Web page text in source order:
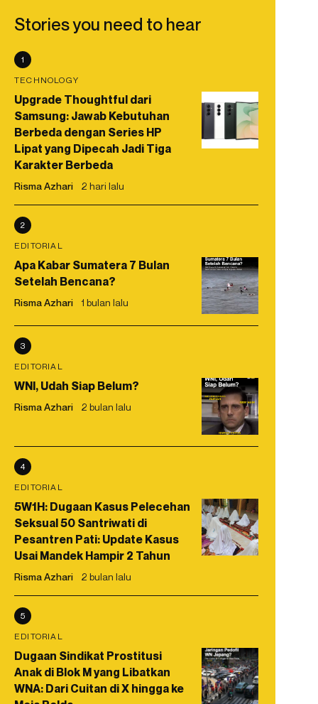
Stories you need to hear
1
TECHNOLOGY
Upgrade Thoughtful dari
Samsung: Jawab Kebutuhan
Berbeda dengan Series HP
Lipat yang Dipecah Jadi Tiga
Karakter Berbeda
Risma Azhari 2 hari lalu
2
EDITORIAL
Apa Kabar Sumatera 7 Bulan
Setelah Bencana?
Risma Azhari 1 bulan lalu
3
EDITORIAL
WNI, Udah Siap Belum?
Risma Azhari 2 bulan lalu
4
EDITORIAL
5W1H: Dugaan Kasus Pelecehan
Seksual 50 Santriwati di
Pesantren Pati: Update Kasus
Usai Mandek Hampir 2 Tahun
Risma Azhari 2 bulan lalu
5
EDITORIAL
Dugaan Sindikat Prostitusi
Anak di Blok M yang Libatkan
WNA: Dari Cuitan di X hingga ke